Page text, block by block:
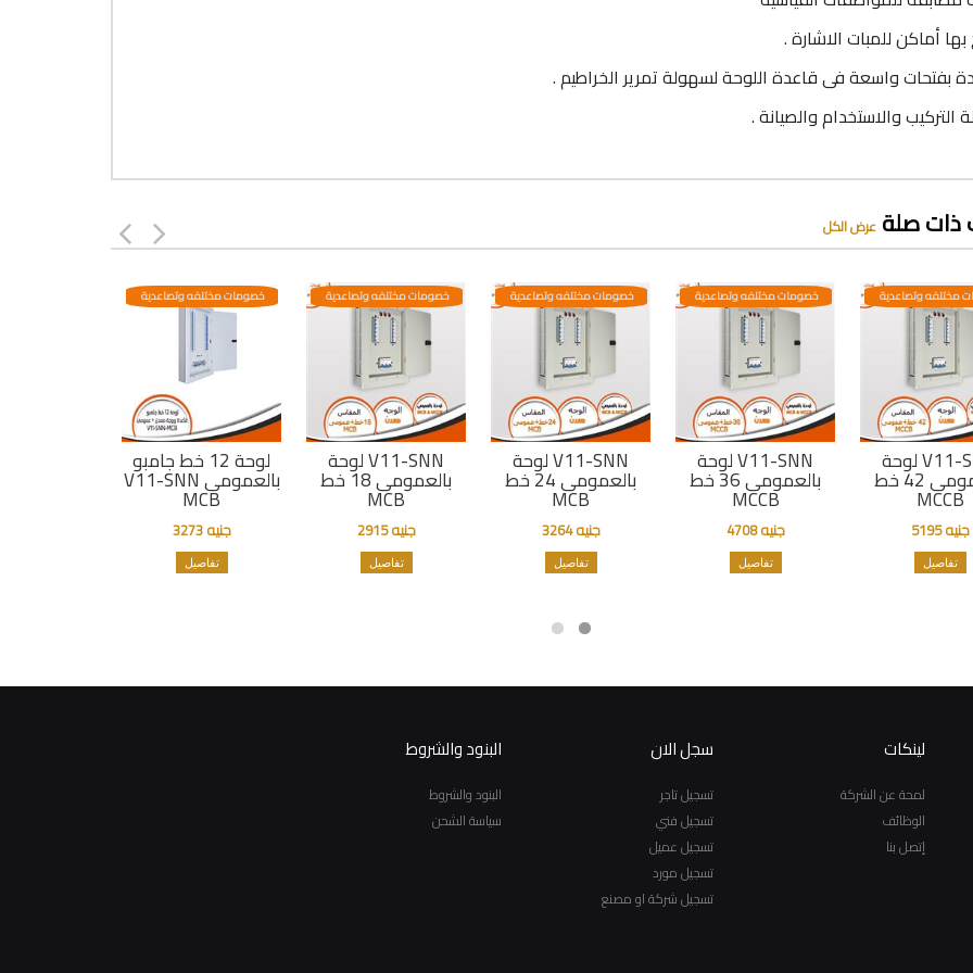
أماكن للمبات الاشارة .
بفتحات واسعة فى قاعدة اللوحة لسهولة تمرير الخراطيم .
والاستخدام والصيانة .
ذات صلةعرض الكل
لوحة 12 خط جامبو
V11-SNN بالعمومى
MCB
خصومات مختلفه وتصاعدية
جنيه 3273
تفاصيل
لوحة V11-SNN
بالعمومى 18 خط
MCB
خصومات مختلفه وتصاعدية
جنيه 2915
تفاصيل
لوحة V11-SNN
بالعمومى 24 خط
MCB
خصومات مختلفه وتصاعدية
جنيه 3264
تفاصيل
لوحة V11-SNN
بالعمومى 36 خط
MCCB
خصومات مختلفه وتصاعدية
جنيه 4708
تفاصيل
لوحة V11-SNN
بالعمومى 42 خط
MCCB
مختلفه وتصاعدية
جنيه 5195
تفاصيل
لينكات
لمحة عن الشركة
الوظائف
إتصل بنا
سجل الان
تسجيل تاجر
تسجيل فني
تسجيل عميل
تسجيل مورد
تسجيل شركة او مصنع
البنود والشروط
البنود والشروط
سياسة الشحن